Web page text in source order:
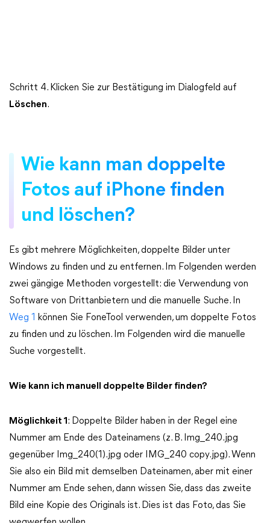
Schritt 4. Klicken Sie zur Bestätigung im Dialogfeld auf
Löschen.
Wie kann man doppelte
Fotos auf iPhone finden
und löschen?
Es gibt mehrere Möglichkeiten, doppelte Bilder unter
Windows zu finden und zu entfernen. Im Folgenden werden
zwei gängige Methoden vorgestellt: die Verwendung von
Software von Drittanbietern und die manuelle Suche. In
Weg 1
können Sie FoneTool verwenden, um doppelte Fotos
zu finden und zu löschen. Im Folgenden wird die manuelle
Suche vorgestellt.
Wie kann ich manuell doppelte Bilder finden?
Möglichkeit 1 : Doppelte Bilder haben in der Regel eine
Nummer am Ende des Dateinamens (z. B. Img_240.jpg
gegenüber Img_240(1).jpg oder IMG_240 copy.jpg). Wenn
Sie also ein Bild mit demselben Dateinamen, aber mit einer
Nummer am Ende sehen, dann wissen Sie, dass das zweite
Bild eine Kopie des Originals ist. Dies ist das Foto, das Sie